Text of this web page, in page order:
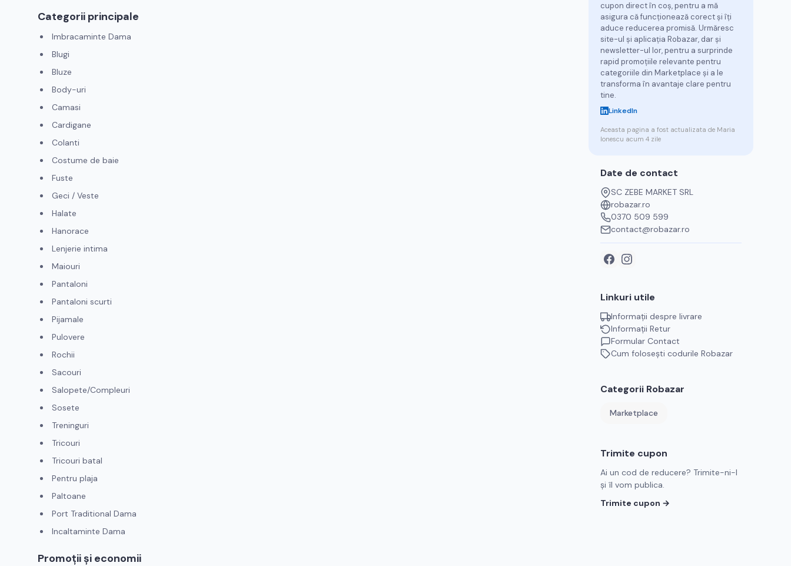
Categorii principale
Imbracaminte Dama
Blugi
Bluze
Body-uri
Camasi
Cardigane
Colanti
Costume de baie
Fuste
Geci / Veste
Halate
Hanorace
Lenjerie intima
Maiouri
Pantaloni
Pantaloni scurti
Pijamale
Pulovere
Rochii
Sacouri
Salopete/Compleuri
Sosete
Treninguri
Tricouri
Tricouri batal
Pentru plaja
Paltoane
Port Traditional Dama
Incaltaminte Dama
Promoții și economii
cupon direct în coș, pentru a mă
asigura că funcționează corect și îți
aduce reducerea promisă. Urmăresc
site-ul și aplicația Robazar, dar și
newsletter-ul lor, pentru a surprinde
rapid promoțiile relevante pentru
categoriile din Marketplace și a le
transforma în avantaje clare pentru
tine.
LinkedIn
Aceasta pagina a fost actualizata de Maria
Ionescu acum 4 zile
Date de contact
SC ZEBE MARKET SRL
robazar.ro
0370 509 599
contact@robazar.ro
Linkuri utile
Informații despre livrare
Informații Retur
Formular Contact
Cum folosești codurile Robazar
Categorii Robazar
Marketplace
Trimite cupon
Ai un cod de reducere? Trimite-ni-l
și îl vom publica.
Trimite cupon →